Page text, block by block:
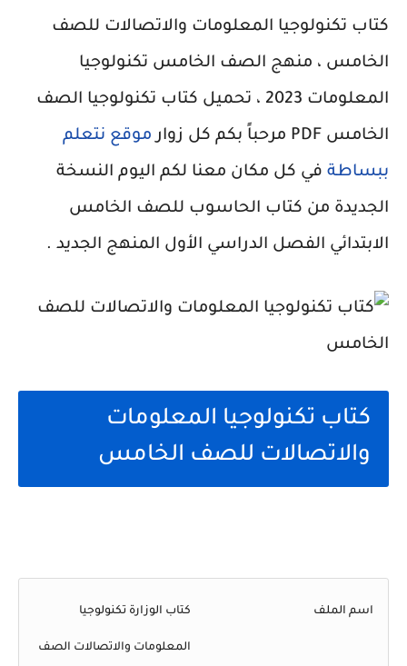
كتاب تكنولوجيا المعلومات والاتصالات للصف
الخامس ، منهج الصف الخامس تكنولوجيا
المعلومات 2023 ، تحميل كتاب تكنولوجيا الصف
الخامس PDF مرحباً بكم كل زوار
موقع نتعلم
ببساطة في كل مكان معنا لكم اليوم النسخة
الجديدة من كتاب الحاسوب للصف الخامس
الابتدائي الفصل الدراسي الأول المنهج الجديد .
كتاب تكنولوجيا المعلومات
والاتصالات للصف الخامس
اسم الملف كتاب الوزارة تكنولوجيا
المعلومات والاتصالات الصف